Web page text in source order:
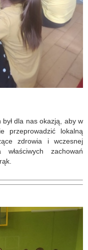
dla nas okazją, aby w
przeprowadzić lokalną
zdrowia i wczesnej
zachowań